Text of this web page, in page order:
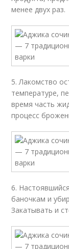
менее двух раз.
5. Лакомство
температуре,
время часть
процесс
6.
баночкам и
Закатывать и